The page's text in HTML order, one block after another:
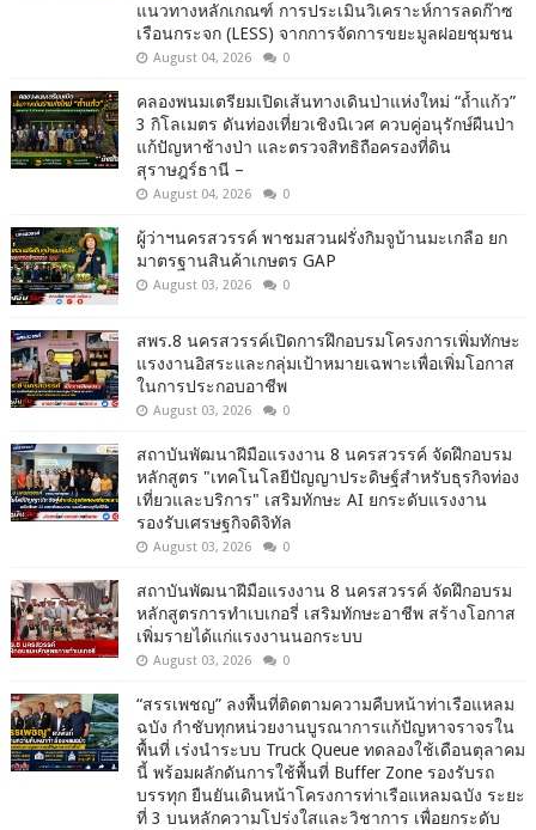
แนวทางหลักเกณฑ์ การประเมินวิเคราะห์การลดก๊าซ
เรือนกระจก (LESS) จากการจัดการขยะมูลฝอยชุมชน
August 04, 2026 0
คลองพนมเตรียมเปิดเส้นทางเดินป่าแห่งใหม่ “ถ้ำแก้ว”
3 กิโลเมตร ดันท่องเที่ยวเชิงนิเวศ ควบคู่อนุรักษ์ผืนป่า
แก้ปัญหาช้างป่า และตรวจสิทธิถือครองที่ดิน
สุราษฎร์ธานี –
August 04, 2026 0
ผู้ว่าฯนครสวรรค์ พาชมสวนฝรั่งกิมจูบ้านมะเกลือ ยก
มาตรฐานสินค้าเกษตร GAP
August 03, 2026 0
สพร.8 นครสวรรค์เปิดการฝึกอบรมโครงการเพิ่มทักษะ
แรงงานอิสระและกลุ่มเป้าหมายเฉพาะเพื่อเพิ่มโอกาส
ในการประกอบอาชีพ
August 03, 2026 0
สถาบันพัฒนาฝีมือแรงงาน 8 นครสวรรค์ จัดฝึกอบรม
หลักสูตร "เทคโนโลยีปัญญาประดิษฐ์สำหรับธุรกิจท่อง
เที่ยวและบริการ" เสริมทักษะ AI ยกระดับแรงงาน
รองรับเศรษฐกิจดิจิทัล
August 03, 2026 0
สถาบันพัฒนาฝีมือแรงงาน 8 นครสวรรค์ จัดฝึกอบรม
หลักสูตรการทำเบเกอรี่ เสริมทักษะอาชีพ สร้างโอกาส
เพิ่มรายได้แก่แรงงานนอกระบบ
August 03, 2026 0
“สรรเพชญ” ลงพื้นที่ติดตามความคืบหน้าท่าเรือแหลม
ฉบัง กำชับทุกหน่วยงานบูรณาการแก้ปัญหาจราจรใน
พื้นที่ เร่งนำระบบ Truck Queue ทดลองใช้เดือนตุลาคม
นี้ พร้อมผลักดันการใช้พื้นที่ Buffer Zone รองรับรถ
บรรทุก ยืนยันเดินหน้าโครงการท่าเรือแหลมฉบัง ระยะ
ที่ 3 บนหลักความโปร่งใสและวิชาการ เพื่อยกระดับ